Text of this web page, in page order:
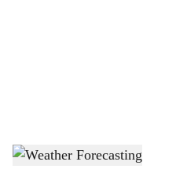
Weather Forecasting-Agrowon